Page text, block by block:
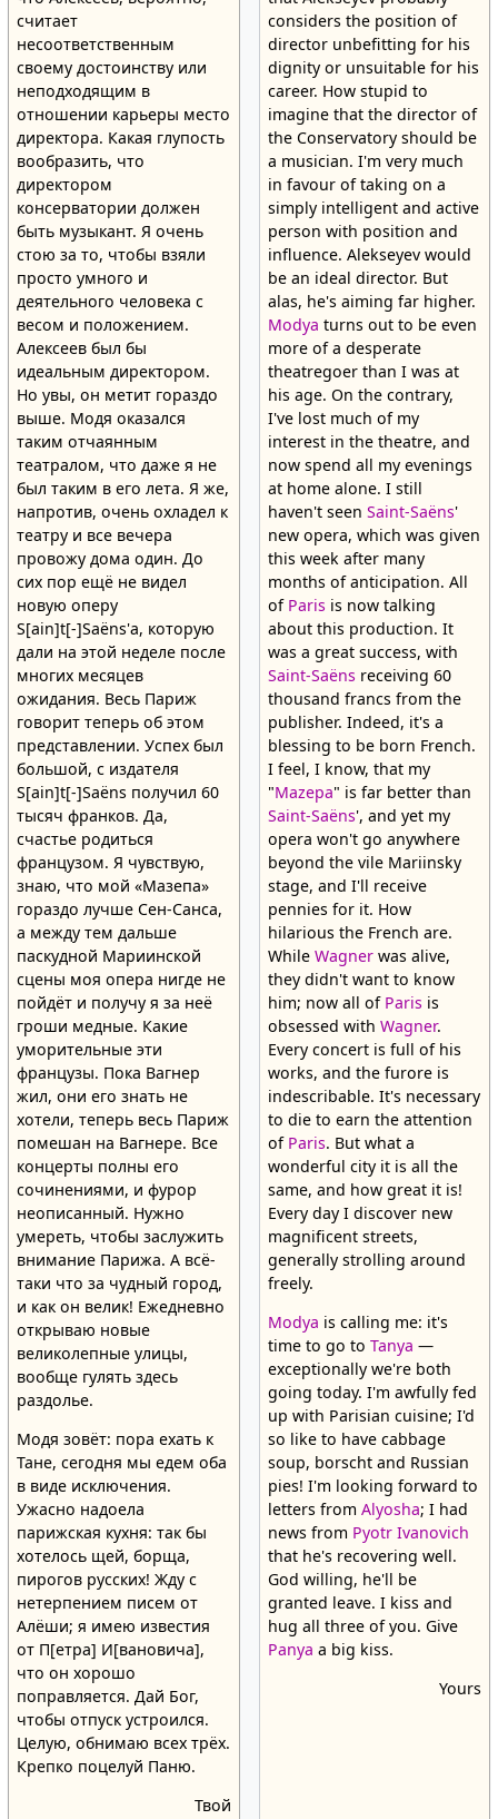
считает
несоответственным
своему достоинству или
неподходящим в
отношении карьеры место
директора. Какая глупость
вообразить, что
директором
консерватории должен
быть музыкант. Я очень
стою за то, чтобы взяли
просто умного и
деятельного человека с
весом и положением.
Алексеев был бы
идеальным директором.
Но увы, он метит гораздо
выше. Модя оказался
таким отчаянным
театралом, что даже я не
был таким в его лета. Я же,
напротив, очень охладел к
театру и все вечера
провожу дома один. До
сих пор ещё не видел
новую оперу
S[ain]t[-]Saëns'а, которую
дали на этой неделе после
многих месяцев
ожидания. Весь Париж
говорит теперь об этом
представлении. Успех был
большой, с издателя
S[ain]t[-]Saëns получил 60
тысяч франков. Да,
счастье родиться
французом. Я чувствую,
знаю, что мой «Мазепа»
гораздо лучше Сен-Санса,
а между тем дальше
паскудной Мариинской
сцены моя опера нигде не
пойдёт и получу я за неё
гроши медные. Какие
уморительные эти
французы. Пока Вагнер
жил, они его знать не
хотели, теперь весь Париж
помешан на Вагнере. Все
концерты полны его
сочинениями, и фурор
неописанный. Нужно
умереть, чтобы заслужить
внимание Парижа. А всё-
таки что за чудный город,
и как он велик! Ежедневно
открываю новые
великолепные улицы,
вообще гулять здесь
раздолье.
Модя зовёт: пора ехать к
Тане, сегодня мы едем оба
в виде исключения.
Ужасно надоела
парижская кухня: так бы
хотелось щей, борща,
пирогов русских! Жду с
нетерпением писем от
Алёши; я имею известия
от П[етра] И[вановича],
что он хорошо
поправляется. Дай Бог,
чтобы отпуск устроился.
Целую, обнимаю всех трёх.
Крепко поцелуй Паню.
Твой
considers the position of
director unbefitting for his
dignity or unsuitable for his
career. How stupid to
imagine that the director of
the Conservatory should be
a musician. I'm very much
in favour of taking on a
simply intelligent and active
person with position and
influence. Alekseyev would
be an ideal director. But
alas, he's aiming far higher.
Modya turns out to be even
more of a desperate
theatregoer than I was at
his age. On the contrary,
I've lost much of my
interest in the theatre, and
now spend all my evenings
at home alone. I still
haven't seen Saint-Saëns'
new opera, which was given
this week after many
months of anticipation. All
of Paris is now talking
about this production. It
was a great success, with
Saint-Saëns receiving 60
thousand francs from the
publisher. Indeed, it's a
blessing to be born French.
I feel, I know, that my
"Mazepa" is far better than
Saint-Saëns', and yet my
opera won't go anywhere
beyond the vile Mariinsky
stage, and I'll receive
pennies for it. How
hilarious the French are.
While Wagnerwas alive,
they didn't want to know
him; now all of Paris is
obsessed with Wagner.
Every concert is full of his
works, and the furore is
indescribable. It's necessary
to die to earn the attention
of Paris. But what a
wonderful city it is all the
same, and how great it is!
Every day I discover new
magnificent streets,
generally strolling around
freely.
Modya is calling me: it's
time to go to Tanya —
exceptionally we're both
going today. I'm awfully fed
up with Parisian cuisine; I'd
so like to have cabbage
soup, borscht and Russian
pies! I'm looking forward to
letters from Alyosha; I had
news from Pyotr Ivanovich
that he's recovering well.
God willing, he'll be
granted leave. I kiss and
hug all three of you. Give
Panya a big kiss.
Yours